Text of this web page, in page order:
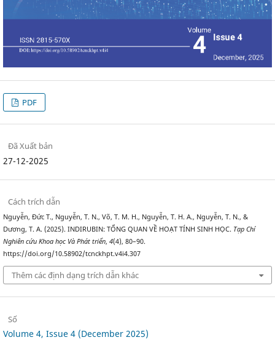
PDF
Đã Xuất bản
27-12-2025
Cách trích dẫn
Nguyễn, Đức T., Nguyễn, T. N., Võ, T. M. H., Nguyễn, T. H. A., Nguyễn, T. N., &
Dương, T. A. (2025). INDIRUBIN: TỔNG QUAN VỀ HOẠT TÍNH SINH HỌC. Tạp Chí
Nghiên cứu Khoa học Và Phát triển, 4(4), 80–90.
https://doi.org/10.58902/tcnckhpt.v4i4.307
Thêm các định dạng trích dẫn khác
Số
Volume 4, Issue 4 (December 2025)